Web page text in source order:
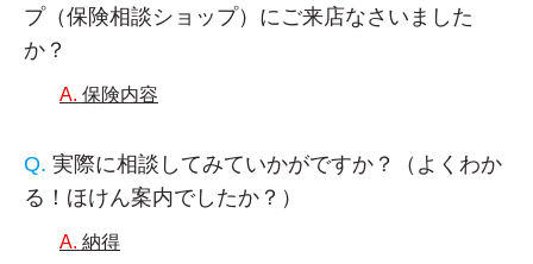
プ（保険相談ショップ）にご来店なさいました
か？
保険内容
実際に相談してみていかがですか？（よくわか
る！ほけん案内でしたか？）
納得